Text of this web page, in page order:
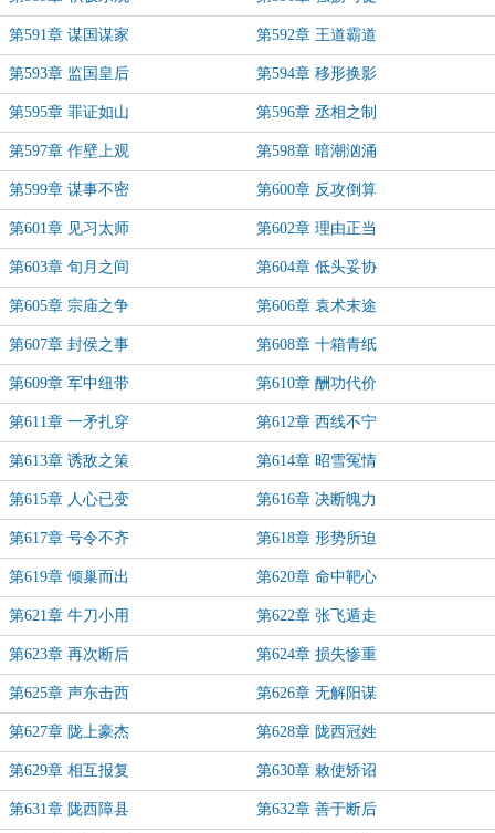
第591章 谋国谋家 第592章 王道霸道
第593章 监国皇后 第594章 移形换影
第595章 罪证如山 第596章 丞相之制
第597章 作壁上观 第598章 暗潮汹涌
第599章 谋事不密 第600章 反攻倒算
第601章 见习太师 第602章 理由正当
第603章 旬月之间 第604章 低头妥协
第605章 宗庙之争 第606章 袁术末途
第607章 封侯之事 第608章 十箱青纸
第609章 军中纽带 第610章 酬功代价
第611章 一矛扎穿 第612章 西线不宁
第613章 诱敌之策 第614章 昭雪冤情
第615章 人心已变 第616章 决断魄力
第617章 号令不齐 第618章 形势所迫
第619章 倾巢而出 第620章 命中靶心
第621章 牛刀小用 第622章 张飞遁走
第623章 再次断后 第624章 损失惨重
第625章 声东击西 第626章 无解阳谋
第627章 陇上豪杰 第628章 陇西冠姓
第629章 相互报复 第630章 敕使矫诏
第631章 陇西障县 第632章 善于断后